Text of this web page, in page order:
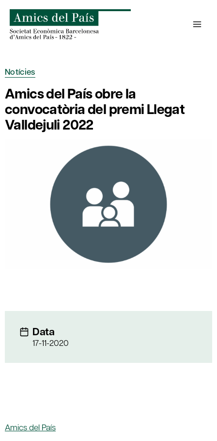
content
Notícies
Amics del País obre la
convocatòria del premi Llegat
Valldejuli 2022
Data
17-11-2020
Amics del País